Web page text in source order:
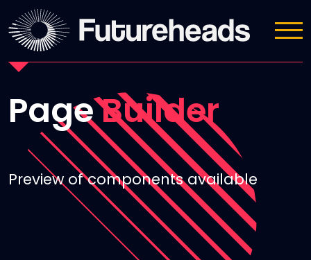
Page Builder
PageBuilder
Preview of componentsavailable